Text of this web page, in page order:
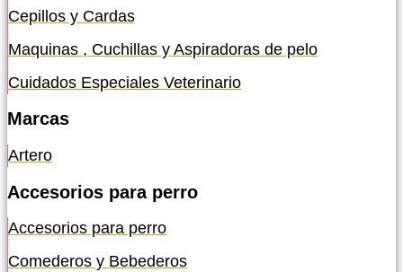
Cepillos y Cardas
Maquinas , Cuchillas y Aspiradoras de pelo
Cuidados Especiales Veterinario
Marcas
Artero
Accesorios para perro
Accesorios para perro
Comederos y Bebederos